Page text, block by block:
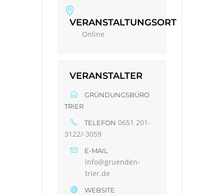
VERANSTALTUNGSORT
Online
VERANSTALTER
GRÜNDUNGSBÜRO
TRIER
TELEFON 0651 201-
3122/-3059
E-MAIL
info@gruenden-
trier.de
WEBSITE